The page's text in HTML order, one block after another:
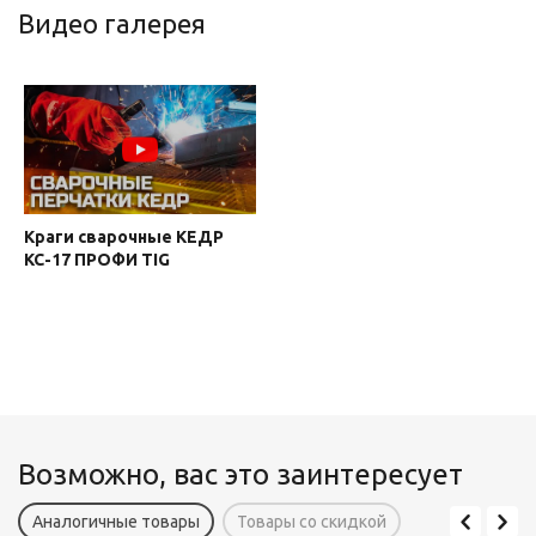
Видео галерея
Краги сварочные КЕДР
КС-17 ПРОФИ TIG
Возможно, вас это заинтересует
Аналогичные товары Товары со скидкой